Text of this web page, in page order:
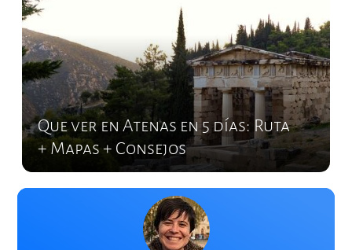
Que ver en Atenas en 5 días: Ruta
+ Mapas + Consejos